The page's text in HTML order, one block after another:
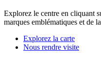
Explorez le centre en cliquant
marques emblématiques et de
Explorez la carte
Nous rendre visite